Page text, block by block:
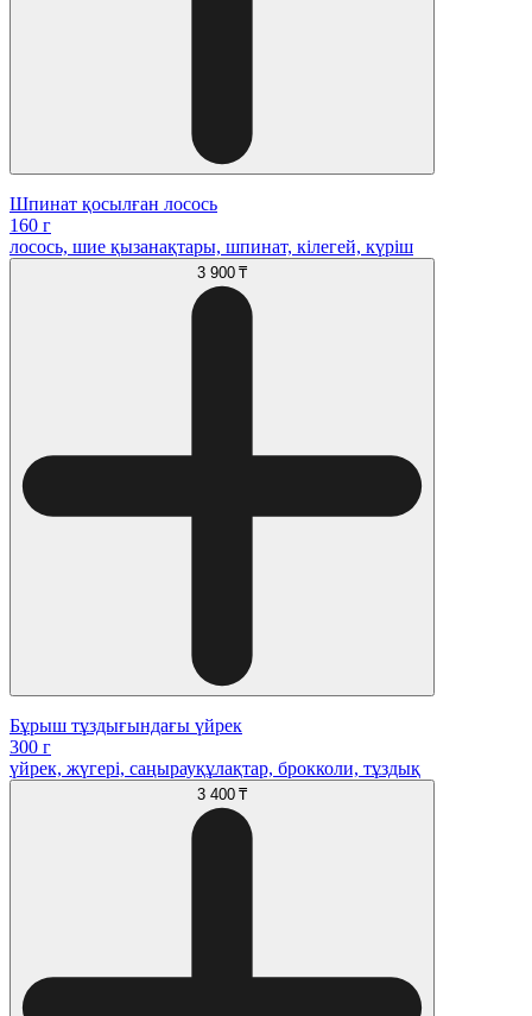
Шпинат қосылған лосось
160 г
лосось, шие қызанақтары, шпинат, кілегей, күріш
3 900 ₸
Бұрыш тұздығындағы үйрек
300 г
үйрек, жүгері, саңырауқұлақтар, брокколи, тұздық
3 400 ₸